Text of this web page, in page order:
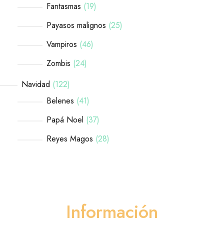
Fantasmas 19
Payasos malignos 25
Vampiros 46
Zombis 24
Navidad 122
Belenes 41
Papá Noel 37
Reyes Magos 28
Información